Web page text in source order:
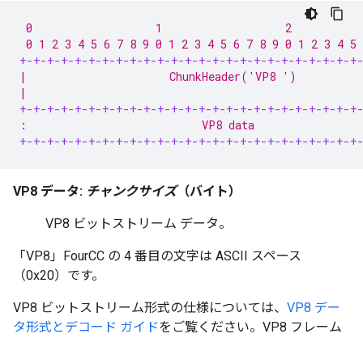
0                   1                   2
0 1 2 3 4 5 6 7 8 9 0 1 2 3 4 5 6 7 8 9 0 1 2 3 4 5
+-+-+-+-+-+-+-+-+-+-+-+-+-+-+-+-+-+-+-+-+-+-+-+-
|                      ChunkHeader('VP8 ')
|
+-+-+-+-+-+-+-+-+-+-+-+-+-+-+-+-+-+-+-+-+-+-+-+-
:                           VP8 data
+-+-+-+-+-+-+-+-+-+-+-+-+-+-+-+-+-+-+-+-+-+-+-+-
VP8 データ: チャンクサイズ（バイト）
VP8 ビットストリーム データ。
「VP8」FourCC の 4 番目の文字は ASCII スペース
（0x20）です。
VP8 ビットストリーム形式の仕様については、 VP8 デー
タ形式とデコード ガイドをご覧ください。VP8 フレーム